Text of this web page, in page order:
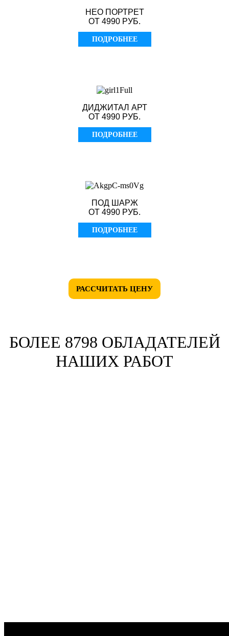
НЕО ПОРТРЕТ
ОТ 4990 РУБ.
ПОДРОБНЕЕ
ДИДЖИТАЛ АРТ
ОТ 4990 РУБ.
ПОДРОБНЕЕ
ПОД ШАРЖ
ОТ 4990 РУБ.
ПОДРОБНЕЕ
РАССЧИТАТЬ ЦЕНУ
БОЛЕЕ 8798 ОБЛАДАТЕЛЕЙ
НАШИХ РАБОТ